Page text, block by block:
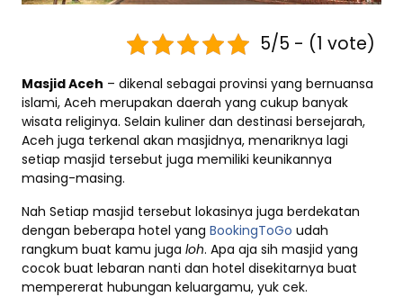
5/5 - (1 vote)
Masjid Aceh – dikenal sebagai provinsi yang bernuansa
islami, Aceh merupakan daerah yang cukup banyak
wisata religinya. Selain kuliner dan destinasi bersejarah,
Aceh juga terkenal akan masjidnya, menariknya lagi
setiap masjid tersebut juga memiliki keunikannya
masing-masing.
Nah Setiap masjid tersebut lokasinya juga berdekatan
dengan beberapa hotel yang BookingToGo udah
rangkum buat kamu juga loh. Apa aja sih masjid yang
cocok buat lebaran nanti dan hotel disekitarnya buat
mempererat hubungan keluargamu, yuk cek.